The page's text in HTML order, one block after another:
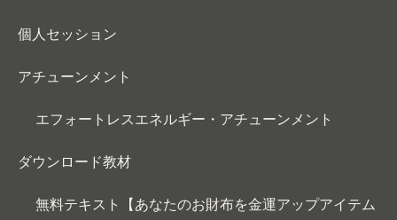
個人セッション
アチューンメント
エフォートレスエネルギー・アチューンメント
ダウンロード教材
無料テキスト【あなたのお財布を金運アップアイテム